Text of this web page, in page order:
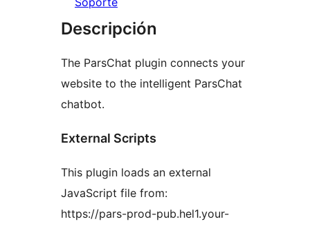
Descripción
The ParsChat plugin connects your
website to the intelligent ParsChat
chatbot.
External Scripts
This plugin loads an external
JavaScript file from:
https://pars-prod-pub.hel1.your-